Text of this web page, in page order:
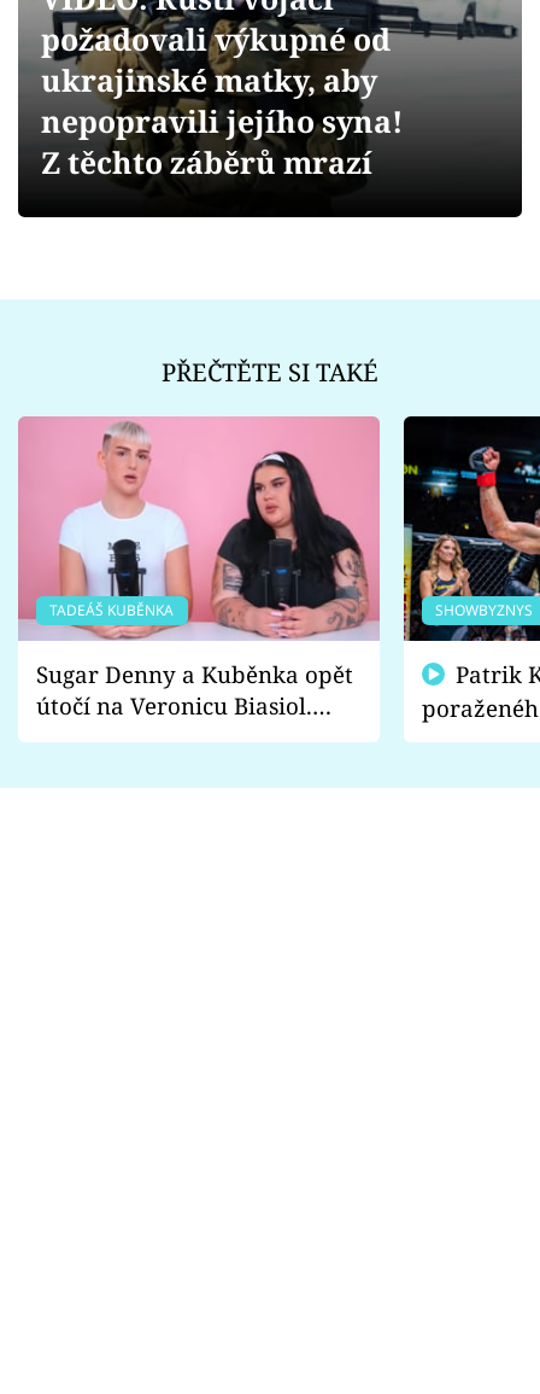
Videa
Sledujte prima+
požadovali výkupné od
ukrajinské matky, aby
nepopravili jejího syna!
Z těchto záběrů mrazí
PŘEČTĚTE SI TAKÉ
TADEÁŠ KUBĚNKA
Sugar Denny a Kuběnka opět
útočí na Veronicu Biasiol.
Proč je podle nich falešná a
SHOWBYZNYS
fanoušci